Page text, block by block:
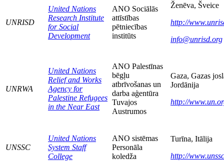
UNRISD
United Nations
Research Institute
for Social
Development
ANO Sociālās
attīstības
pētniecības
institūts
Ženēva, Šveice
http://
info@unrisd.org
UNRWA
United Nations
Relief and Works
Agency for
Palestine Refugees
in the Near East
ANO Palestīnas
bēgļu
atbrīvošanas un
darba aģentūra
Tuvajos
Austrumos
Gaza, Gazas
Jordānija
http://
UNSSC
United Nations
System Staff
College
ANO sistēmas
Personāla
koledža
Turīna, Itālija
http://